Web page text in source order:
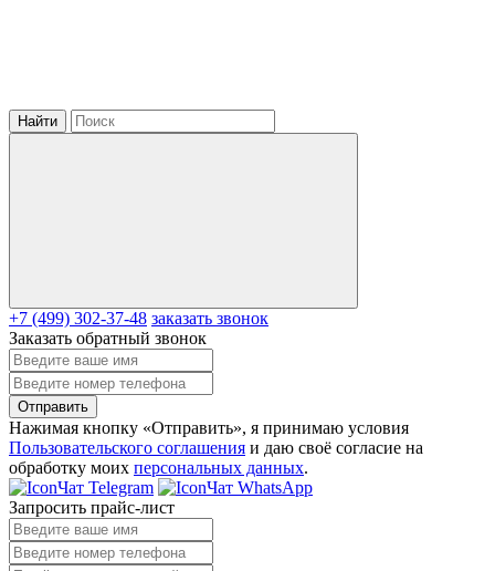
Найти
+7 (499) 302-37-48 заказать звонок
Заказать обратный звонок
Отправить
Нажимая кнопку «Отправить», я принимаю условия
Пользовательского соглашения и даю своё согласие на
обработку моих персональных данных.
Чат Telegram
Чат WhatsApp
Запросить прайс-лист